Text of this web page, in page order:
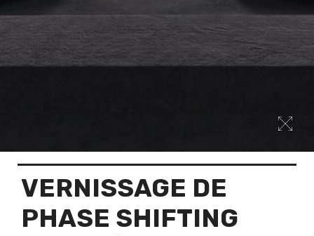
VERNISSAGE DE
PHASE SHIFTING